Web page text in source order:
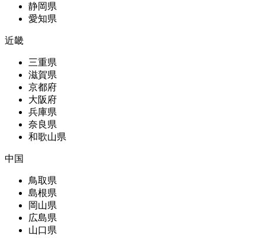
静岡県
愛知県
近畿
三重県
滋賀県
京都府
大阪府
兵庫県
奈良県
和歌山県
中国
鳥取県
島根県
岡山県
広島県
山口県